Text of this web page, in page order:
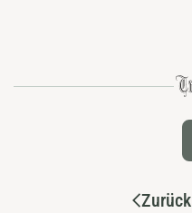
Zurück